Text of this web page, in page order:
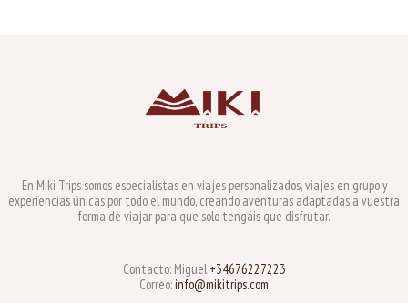
En Miki Trips somos especialistas en viajes personalizados, viajes en grupo y
experiencias únicas por todo el mundo, creando aventuras adaptadas a vuestra
forma de viajar para que solo tengáis que disfrutar.
Contacto: Miguel+34676227223
Correo:info@mikitrips.com